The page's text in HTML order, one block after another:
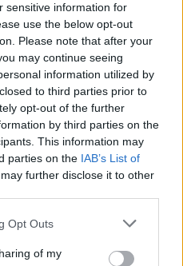
sensitive information for
use the below opt-out
Please note that after your
may continue seeing
information utilized by
to third parties prior to
opt-out of the further
by third parties on the
This information may
parties on the IAB’s List of
further disclose it to other
Opt Outs
of my
τους επαγγελματίες
της βιομηχανίας
την ασφάλεια και
στο ζήτημα των
στις χρονοβόρες